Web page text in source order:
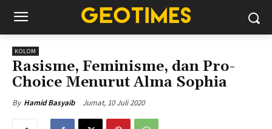
KOLOM
Rasisme, Feminisme, dan Pro-
Choice Menurut Alma Sophia
By Hamid Basyaib Jumat, 10 Juli 2020